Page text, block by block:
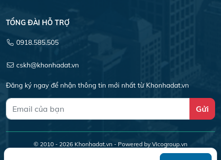
TỔNG ĐÀI HỖ TRỢ
0918.585.505
cskh@khonhadat.vn
Đăng ký ngay để nhận thông tin mới nhất từ Khonhadat.vn
Gửi
© 2010 - 2026 Khonhadat.vn - Powered by Vicogroup.vn